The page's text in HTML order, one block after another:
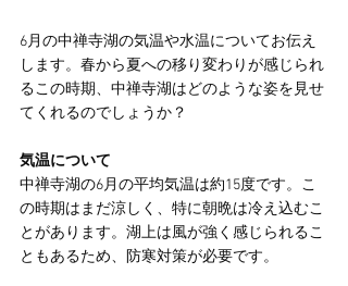
6月の中禅寺湖の気温や水温についてお伝え
します。春から夏への移り変わりが感じられ
るこの時期、中禅寺湖はどのような姿を見せ
てくれるのでしょうか？
気温について
中禅寺湖の6月の平均気温は約15度です。こ
の時期はまだ涼しく、特に朝晩は冷え込むこ
とがあります。湖上は風が強く感じられるこ
ともあるため、防寒対策が必要です。